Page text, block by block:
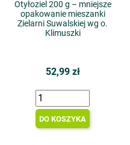
Otyłoziel 200 g – mniejsze
opakowanie mieszanki
Zielarni Suwalskiej wg o.
Klimuszki
52,99 zł
DO KOSZYKA